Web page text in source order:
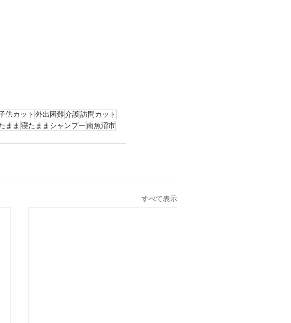
供カット 外出困難介護訪問カット
まま 寝たままシャンプー南魚沼市
すべて表示